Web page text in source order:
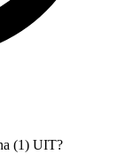
(1) UIT?